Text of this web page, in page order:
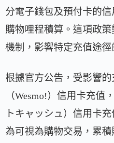
分電子錢包及預付卡的
購物哩程積算。這項政
機制，影響特定充值途徑
根據官方公告，受影響的
（Wesmo!）信用卡充值
トキャッシュ）信用卡
為可視為購物交易，累